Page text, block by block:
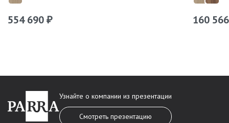
554 690 ₽ 160
Узнайте о компании из презентации
Смотреть презентацию